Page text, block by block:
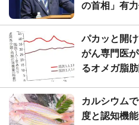
の首相」有
パカッと開
がん専門医
るオメガ脂
カルシウム
度と認知機